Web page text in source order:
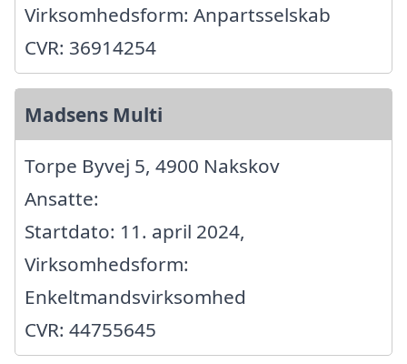
Virksomhedsform: Anpartsselskab
CVR: 36914254
Madsens Multi
Torpe Byvej 5, 4900 Nakskov
Ansatte:
Startdato: 11. april 2024,
Virksomhedsform:
Enkeltmandsvirksomhed
CVR: 44755645